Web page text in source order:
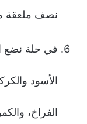
نصف ملعقة
في حلة نضع
الأسود
الفراخ،